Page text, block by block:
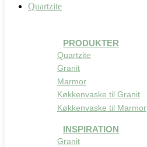
Quartzite
PRODUKTER
Quartzite
Granit
Marmor
Køkkenvaske til Granit
Køkkenvaske til Marmor
INSPIRATION
Granit